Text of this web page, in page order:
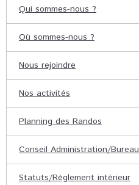
Qui sommes-nous ?
Où sommes-nous ?
Nous rejoindre
Nos activités
Planning des Randos
Conseil Administration/Bureau
Statuts/Règlement intérieur